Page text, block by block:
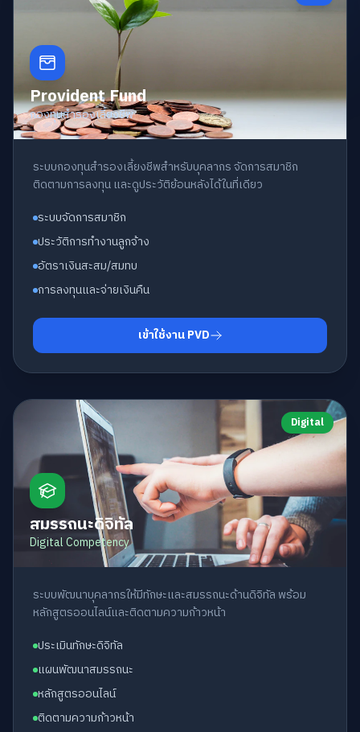
Provident Fund
กองทุนสำรองเลี้ยงชีพ
ระบบกองทุนสำรองเลี้ยงชีพสำหรับบุคลากร จัดการสมาชิก
ติดตามการลงทุน และดูประวัติย้อนหลังได้ในที่เดียว
ระบบจัดการสมาชิก
ประวัติการทำงานลูกจ้าง
อัตราเงินสะสม/สมทบ
การลงทุนและจ่ายเงินคืน
เข้าใช้งาน PVD
Digital
สมรรถนะดิจิทัล
Digital Competency
ระบบพัฒนาบุคลากรให้มีทักษะและสมรรถนะด้านดิจิทัล พร้อม
หลักสูตรออนไลน์และติดตามความก้าวหน้า
ประเมินทักษะดิจิทัล
แผนพัฒนาสมรรถนะ
หลักสูตรออนไลน์
ติดตามความก้าวหน้า